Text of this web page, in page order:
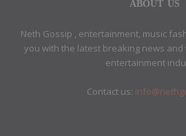
ABOUT US
Neth Gossip , entertainment, music
you with the latest breaking news
entertainment
Contact us: